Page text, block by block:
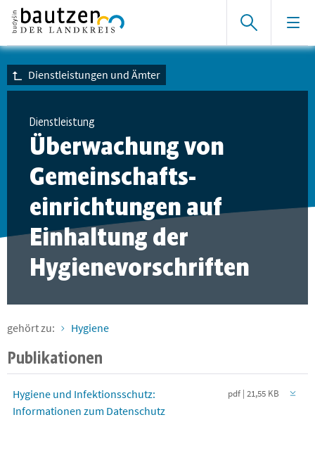
Dienstleistungen und Ämter
Dienstleistung
Überwachung von
Gemeinschafts­
einrichtungen auf
Einhaltung der
Hygienevorschriften
gehört zu: Hygiene
Publikationen
Hygiene und Infektionsschutz:
Informationen zum Datenschutz
pdf | 21,55 KB